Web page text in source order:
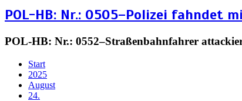
POL-HB: Nr.: 0505–Polizei fahndet
POL-HB: Nr.: 0552–Straßenbahnfahrer
Start
2025
August
24.